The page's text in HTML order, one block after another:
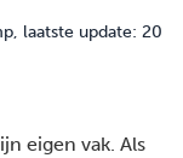
, laatste update: 20
eigen vak. Als